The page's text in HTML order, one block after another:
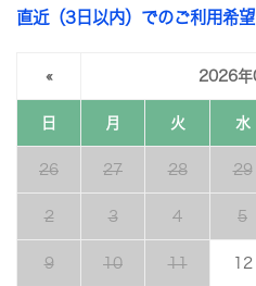
直近（3日以内）でのご利用希
« 2026年
日 月 火 水
26 27 28 29
2 3 4 5
9 10 11 12